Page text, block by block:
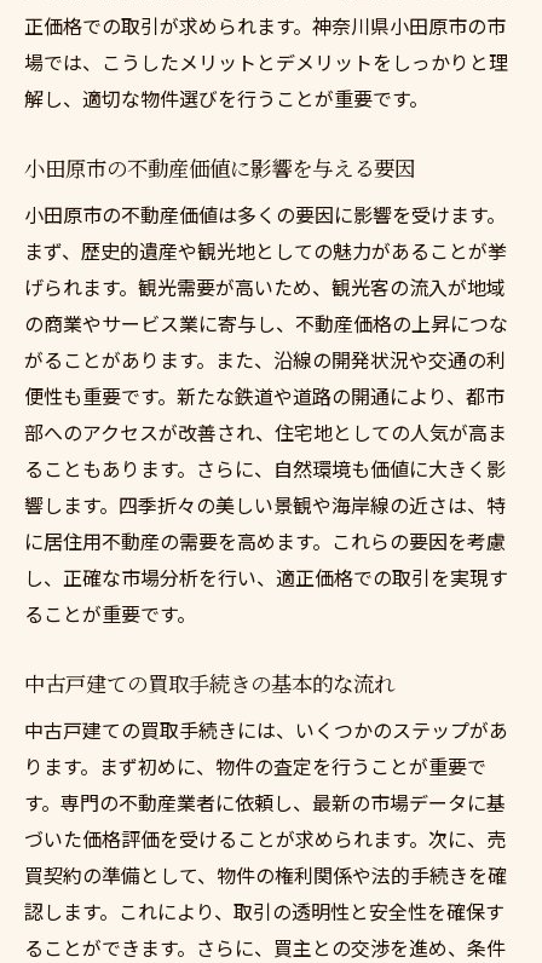
ーチ
プロから学ぶ成功事例と失敗事例
賢いプロのネットワークの活用法
取の手順
契約内容を理解し納得するためのステップ
重要書類のチェックポイントとその重要性
透明な取引を実現するためのコミュニケー
ション
誠実な業者選びの基準と見極め方
信頼関係の構築に役立つ情報共有の方法
トラブルを未然に防ぐための具体策
地域特有の市場動向を理解して中古戸建買取を
有利に進める
小田原市の人口動態と不動産市場の関係
地域の将来計画が市場に与える影響の分析
地域特有の法規制とその対応策
市場動向をつかむための情報収集法
地域の特性を生かした価格交渉のヒント
神奈川県小田原市で理想の中古戸建買取を実現
する方法
理想の物件条件を明確化するプロセス
目標に合わせた柔軟な買取計画の立て方
正価格での取引が求められます。神奈川県小田原市の市
場では、こうしたメリットとデメリットをしっかりと理
解し、適切な物件選びを行うことが重要です。
小田原市の不動産価値に影響を与える要因
小田原市の不動産価値は多くの要因に影響を受けます。
まず、歴史的遺産や観光地としての魅力があることが挙
げられます。観光需要が高いため、観光客の流入が地域
の商業やサービス業に寄与し、不動産価格の上昇につな
がることがあります。また、沿線の開発状況や交通の利
便性も重要です。新たな鉄道や道路の開通により、都市
部へのアクセスが改善され、住宅地としての人気が高ま
ることもあります。さらに、自然環境も価値に大きく影
響します。四季折々の美しい景観や海岸線の近さは、特
に居住用不動産の需要を高めます。これらの要因を考慮
し、正確な市場分析を行い、適正価格での取引を実現す
ることが重要です。
中古戸建ての買取手続きの基本的な流れ
中古戸建ての買取手続きには、いくつかのステップがあ
ります。まず初めに、物件の査定を行うことが重要で
す。専門の不動産業者に依頼し、最新の市場データに基
づいた価格評価を受けることが求められます。次に、売
買契約の準備として、物件の権利関係や法的手続きを確
認します。これにより、取引の透明性と安全性を確保す
ることができます。さらに、買主との交渉を進め、条件